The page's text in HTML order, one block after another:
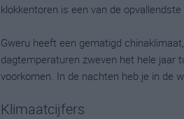
klokkentoren is een van de
Gweru heeft een gematigd
dagtemperaturen zweven het hele jaar
voorkomen. In de nachten heb je in de
Klimaatcijfers